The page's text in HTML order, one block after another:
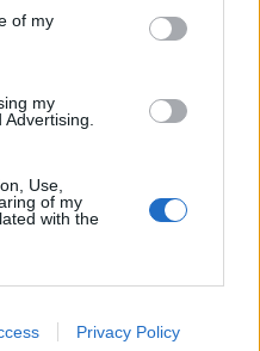
of my
my
Advertising.
Use,
of my
with the
Privacy Policy